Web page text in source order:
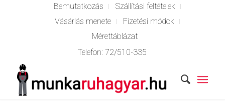
Bemutatkozás
Szállítási feltételek
Vásárlás menete
Fizetési módok
Mérettáblázat
Telefon:72/510-335